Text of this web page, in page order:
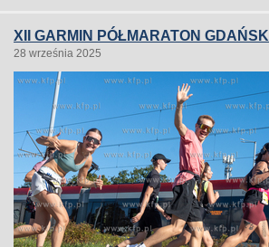
XII GARMIN PÓŁMARATON GDAŃSK
28 września 2025